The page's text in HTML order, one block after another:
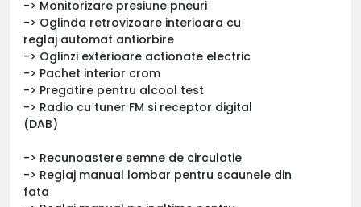
-> Monitorizare presiune pneuri
-> Oglinda retrovizoare interioara cu
reglaj automat antiorbire
-> Oglinzi exterioare actionate electric
-> Pachet interior crom
-> Pregatire pentru alcool test
-> Radio cu tuner FM si receptor digital
(DAB)
-> Recunoastere semne de circulatie
-> Reglaj manual lombar pentru scaunele din
fata